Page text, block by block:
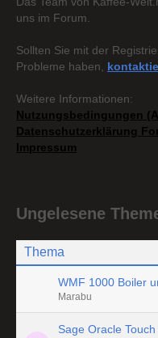
uns im Forum.
Sollten Sie mit der
Probleme haben,
Weitere Informationen:
Nutzungsbedingungen
Datenschutzerklärung
Impressum
Ungelesene
Thema
WMF 1000 Boiler
Marabu
Sage Oracle